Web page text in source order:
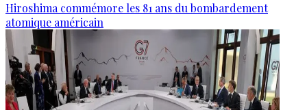
Hiroshima commémore les 81 ans du bombardement
atomique américain